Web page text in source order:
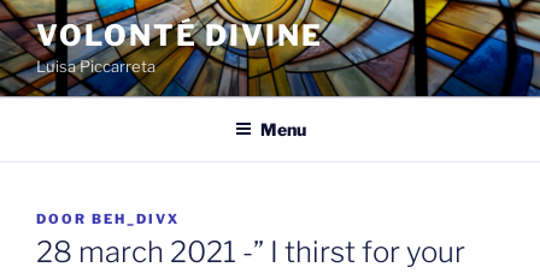
Spring
naar
de
inhoud
VOLONTÉ DIVINE
Luisa Piccarreta
Menu
GEPLAATST
OP
DOOR BEH_DIVX
28 march 2021 -” I thirst for your